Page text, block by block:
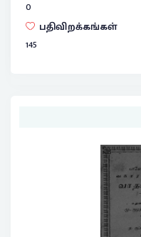
0
பதிவிறக்கங்கள்
145